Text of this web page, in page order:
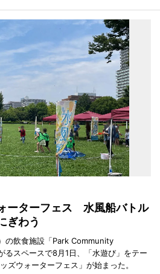
ーターフェス 水風船バトル
ぎわう
の飲食施設「Park Community
るスペースで8月1日、「水遊び」をテー
ズウォーターフェス」が始まった。